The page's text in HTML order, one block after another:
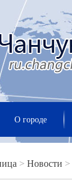
О городе
> Новости >